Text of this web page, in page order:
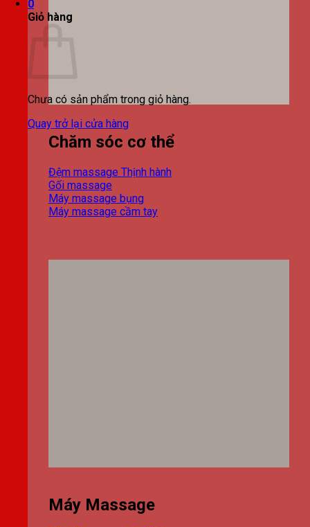
0
Giỏ hàng
Chưa có sản phẩm trong giỏ hàng.
Quay trở lại cửa hàng
Chăm sóc cơ thể
Đệm massage
Gối massage
Máy massage bụng
Máy massage cầm tay
Máy Massage